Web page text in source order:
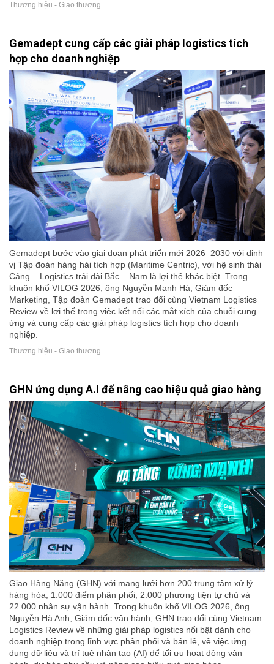
Thương hiệu - Giao thương
Gemadept cung cấp các giải pháp logistics tích
hợp cho doanh nghiệp
Gemadept bước vào giai đoạn phát triển mới 2026–2030 với định
vị Tập đoàn hàng hải tích hợp (Maritime Centric), với hệ sinh thái
Cảng – Logistics trải dài Bắc – Nam là lợi thế khác biệt. Trong
khuôn khổ VILOG 2026, ông Nguyễn Mạnh Hà, Giám đốc
Marketing, Tập đoàn Gemadept trao đổi cùng Vietnam Logistics
Review về lợi thế trong việc kết nối các mắt xích của chuỗi cung
ứng và cung cấp các giải pháp logistics tích hợp cho doanh
nghiệp.
Thương hiệu - Giao thương
GHN ứng dụng A.I để nâng cao hiệu quả giao hàng
Giao Hàng Nặng (GHN) với mạng lưới hơn 200 trung tâm xử lý
hàng hóa, 1.000 điểm phân phối, 2.000 phương tiện tự chủ và
22.000 nhân sự vận hành. Trong khuôn khổ VILOG 2026, ông
Nguyễn Hà Anh, Giám đốc vận hành, GHN trao đổi cùng Vietnam
Logistics Review về những giải pháp logistics nổi bật dành cho
doanh nghiệp trong lĩnh vực phân phối và bán lẻ, về việc ứng
dụng dữ liệu và trí tuệ nhân tạo (AI) để tối ưu hoạt động vận